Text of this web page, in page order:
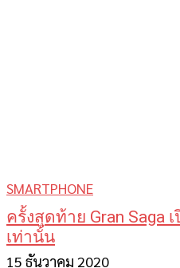
SMARTPHONE
ครั้งสุดท้าย Gran Saga
เท่านั้น
15 ธันวาคม 2020